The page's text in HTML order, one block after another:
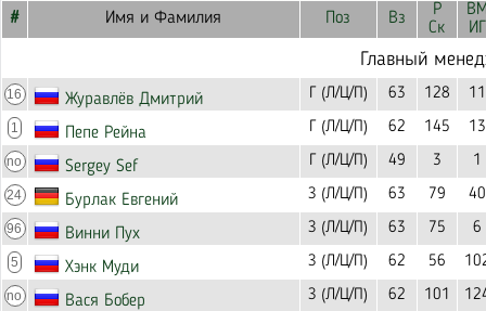
# Имя и Фамилия Поз Вз
Р
Ск
ИГ
Главный
16 Журавлёв Дмитрий Г (Л/Ц/П) 63 128 11
1 Пепе Рейна Г (Л/Ц/П) 62 145 13
no Sergey Sef Г (Л/Ц/П) 49 3 1
24 Бурлак Евгений З (Л/Ц/П) 63 79 40
96 Винни Пух З (Л/Ц/П) 63 75 6
5 Хэнк Муди З (Л/Ц/П) 62 56
no Вася Бобер З (Л/Ц/П) 62 101